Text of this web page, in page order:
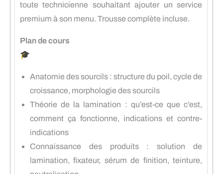
toute technicienne souhaitant ajouter un service
premium à son menu. Trousse complète incluse.
Plan de cours
🎓
Anatomie des sourcils : structure du poil, cycle de
croissance, morphologie des sourcils
Théorie de la lamination : qu’est-ce que c’est,
comment ça fonctionne, indications et contre-
indications
Connaissance des produits : solution de
lamination, fixateur, sérum de finition, teinture,